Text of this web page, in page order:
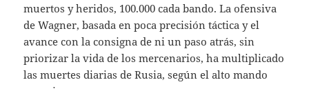
muertos y heridos, 100.000 cada bando. La ofensiva
de Wagner, basada en poca precisión táctica y el
avance con la consigna de ni un paso atrás, sin
priorizar la vida de los mercenarios, ha multiplicado
las muertes diarias de Rusia, según el alto mando